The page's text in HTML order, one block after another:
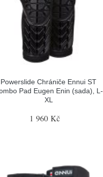
Powerslide Chrániče Ennui ST
Pad Eugen Enin (sada), L-
XL
1 960 Kč